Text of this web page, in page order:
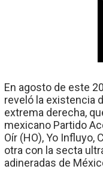
Mis
En agosto de este
reveló la existencia
extrema derecha,
mexicano Partido
Oír (HO), Yo Influyo,
otra con la secta
adineradas de